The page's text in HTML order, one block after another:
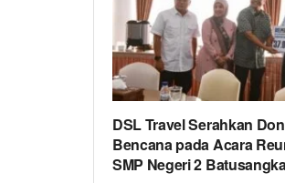
DSL Travel Serahkan
Bencana pada Acara
SMP Negeri 2